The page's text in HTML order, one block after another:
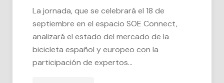
La jornada, que se celebrará el 18 de
septiembre en el espacio SOE Connect,
analizará el estado del mercado de la
bicicleta español y europeo con la
participación de expertos...